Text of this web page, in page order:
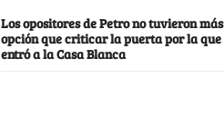
Los opositores de Petro no tuvieron más
opción que criticar la puerta por la que
entró a la Casa Blanca